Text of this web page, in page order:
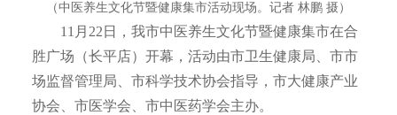
（中医养生文化节暨健康集市活动现场。记者 林鹏 摄）
11月22日，我市中医养生文化节暨健康集市在合
胜广场（长平店）开幕，活动由市卫生健康局、市市
场监督管理局、市科学技术协会指导，市大健康产业
协会、市医学会、市中医药学会主办。